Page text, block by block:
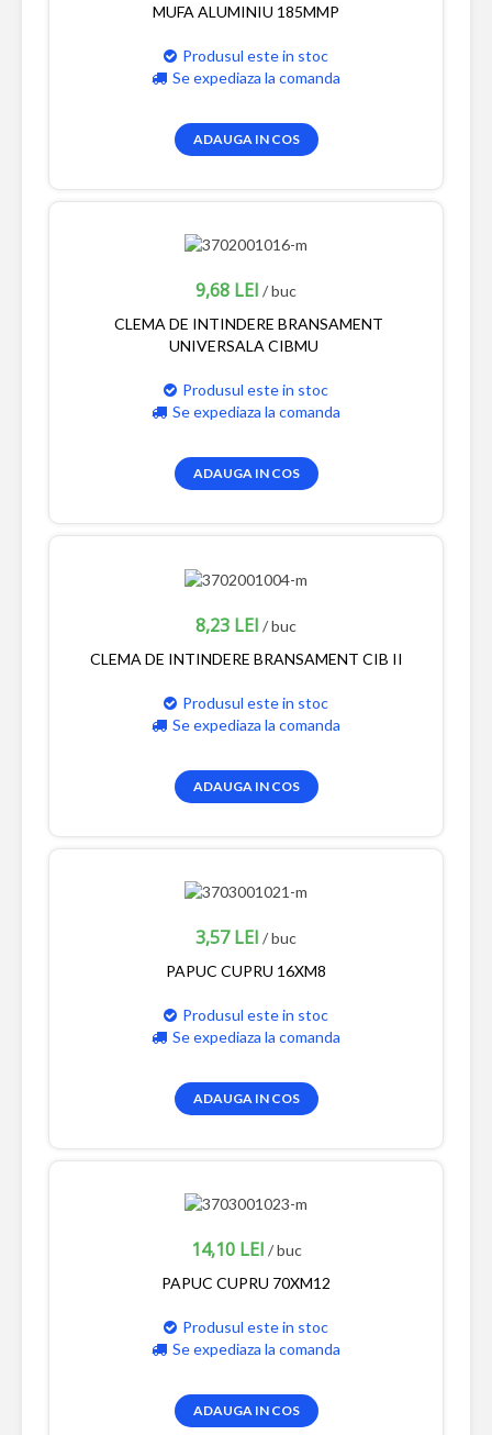
MUFA ALUMINIU 185MMP
Produsul este in stoc
Se expediaza la comanda
ADAUGA IN COS
9,68 LEI / buc
CLEMA DE INTINDERE BRANSAMENT
UNIVERSALA CIBMU
Produsul este in stoc
Se expediaza la comanda
ADAUGA IN COS
8,23 LEI / buc
CLEMA DE INTINDERE BRANSAMENT CIB II
Produsul este in stoc
Se expediaza la comanda
ADAUGA IN COS
3,57 LEI / buc
PAPUC CUPRU 16XM8
Produsul este in stoc
Se expediaza la comanda
ADAUGA IN COS
14,10 LEI / buc
PAPUC CUPRU 70XM12
Produsul este in stoc
Se expediaza la comanda
ADAUGA IN COS